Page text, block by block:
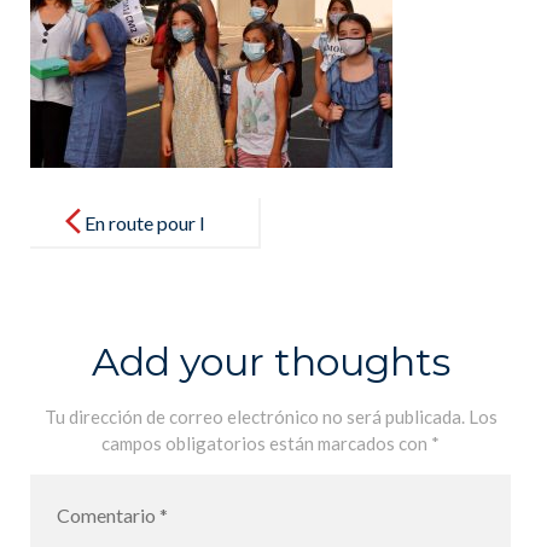
navigationEn route pour l
hacia al curso
escolar 2021-
2022
Add your thoughts
Tu dirección de correo electrónico no será publicada. Los
campos obligatorios están marcados con *